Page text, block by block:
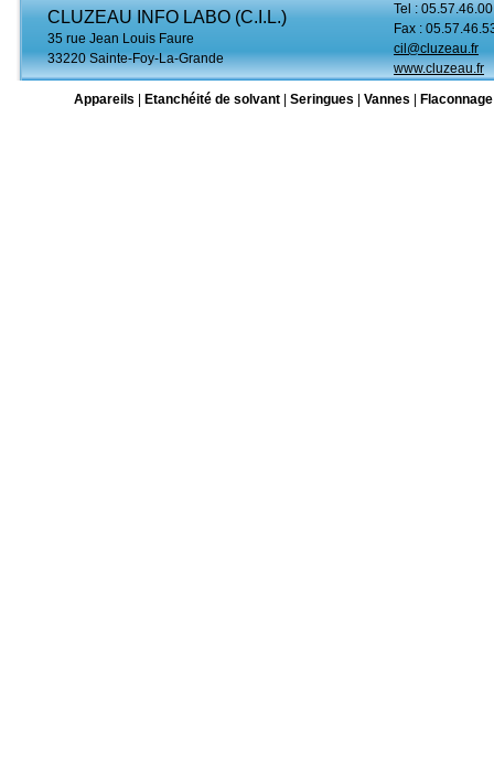
CLUZEAU INFO LABO (C.I.L.)
35 rue Jean Louis Faure
33220 Sainte-Foy-La-Grande
Tel :
Fax :
cil@cluzeau.fr
www.cluzeau.fr
Appareils
Etanchéité de solvant Seringues Vannes Flaconnage